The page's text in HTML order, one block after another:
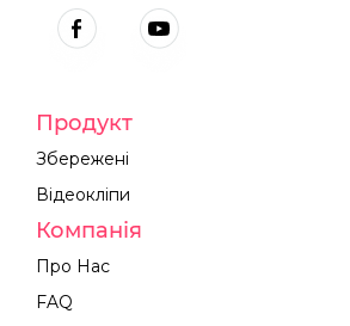
Продукт
Збережені
Відеокліпи
Компанія
Про Нас
FAQ